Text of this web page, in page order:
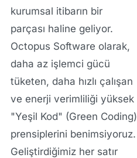
kurumsal itibarın bir
parçası haline geliyor.
Octopus Software olarak,
daha az işlemci gücü
tüketen, daha hızlı çalışan
ve enerji verimliliği yüksek
"Yeşil Kod" (Green Coding)
prensiplerini benimsiyoruz.
Geliştirdiğimiz her satır